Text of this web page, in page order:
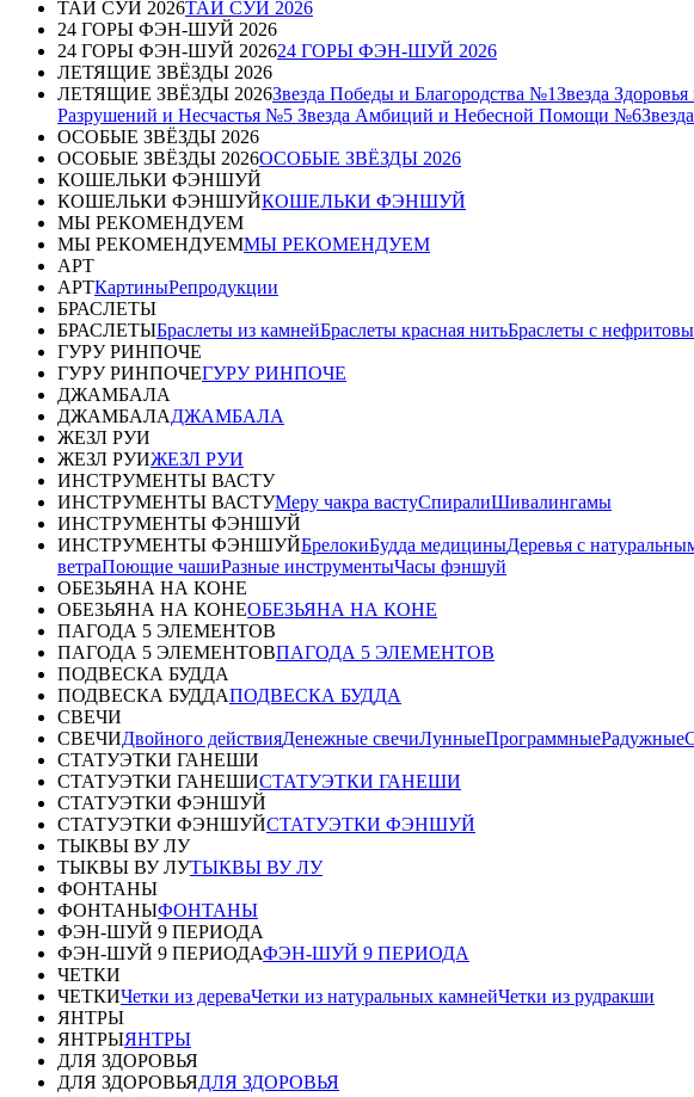
ТАЙ СУЙ 2026ТАЙ СУЙ 2026
24 ГОРЫ ФЭН-ШУЙ 2026
24 ГОРЫ ФЭН-ШУЙ 202624 ГОРЫ ФЭН-ШУЙ 2026
ЛЕТЯЩИЕ ЗВЁЗДЫ 2026
ЛЕТЯЩИЕ ЗВЁЗДЫ 2026Звезда Победы и Благородства №1Звезда
Разрушений и Несчастья №5 Звезда Амбиций и Небесной Помощи №6
ОСОБЫЕ ЗВЁЗДЫ 2026
ОСОБЫЕ ЗВЁЗДЫ 2026ОСОБЫЕ ЗВЁЗДЫ 2026
КОШЕЛЬКИ ФЭНШУЙ
КОШЕЛЬКИ ФЭНШУЙКОШЕЛЬКИ ФЭНШУЙ
МЫ РЕКОМЕНДУЕМ
МЫ РЕКОМЕНДУЕММЫ РЕКОМЕНДУЕМ
АРТ
АРТКартиныРепродукции
БРАСЛЕТЫ
БРАСЛЕТЫБраслеты из камнейБраслеты красная нитьБраслеты с
ГУРУ РИНПОЧЕ
ГУРУ РИНПОЧЕГУРУ РИНПОЧЕ
ДЖАМБАЛА
ДЖАМБАЛАДЖАМБАЛА
ЖЕЗЛ РУИ
ЖЕЗЛ РУИЖЕЗЛ РУИ
ИНСТРУМЕНТЫ ВАСТУ
ИНСТРУМЕНТЫ ВАСТУМеру чакра вастуСпиралиШивалингамы
ИНСТРУМЕНТЫ ФЭНШУЙ
ИНСТРУМЕНТЫ ФЭНШУЙБрелокиБудда медициныДеревья с
ветраПоющие чашиРазные инструментыЧасы фэншуй
ОБЕЗЬЯНА НА КОНЕ
ОБЕЗЬЯНА НА КОНЕОБЕЗЬЯНА НА КОНЕ
ПАГОДА 5 ЭЛЕМЕНТОВ
ПАГОДА 5 ЭЛЕМЕНТОВПАГОДА 5 ЭЛЕМЕНТОВ
ПОДВЕСКА БУДДА
ПОДВЕСКА БУДДАПОДВЕСКА БУДДА
СВЕЧИ
СВЕЧИДвойного действияДенежные свечиЛунныеПрограммныеРадужные
СТАТУЭТКИ ГАНЕШИ
СТАТУЭТКИ ГАНЕШИСТАТУЭТКИ ГАНЕШИ
СТАТУЭТКИ ФЭНШУЙ
СТАТУЭТКИ ФЭНШУЙСТАТУЭТКИ ФЭНШУЙ
ТЫКВЫ ВУ ЛУ
ТЫКВЫ ВУ ЛУТЫКВЫ ВУ ЛУ
ФОНТАНЫ
ФОНТАНЫФОНТАНЫ
ФЭН-ШУЙ 9 ПЕРИОДА
ФЭН-ШУЙ 9 ПЕРИОДАФЭН-ШУЙ 9 ПЕРИОДА
ЧЕТКИ
ЧЕТКИЧетки из дереваЧетки из натуральных камнейЧетки из рудракши
ЯНТРЫ
ЯНТРЫЯНТРЫ
ДЛЯ ЗДОРОВЬЯ
ДЛЯ ЗДОРОВЬЯДЛЯ ЗДОРОВЬЯ